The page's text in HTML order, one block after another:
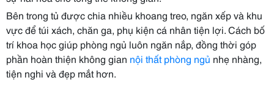
Bên trong tủ được chia nhiều khoang treo, ngăn xếp và khu
vực để túi xách, chăn ga, phụ kiện cá nhân tiện lợi. Cách bố
trí khoa học giúp phòng ngủ luôn ngăn nắp, đồng thời góp
phần hoàn thiện không gian nội thất phòng ngủ nhẹ nhàng,
tiện nghi và đẹp mắt hơn.